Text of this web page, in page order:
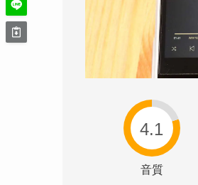
4.1
音質